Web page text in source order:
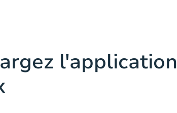
l'application